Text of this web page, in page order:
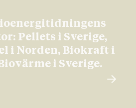
Pellets i Sverige,
i Norden, Biokraft i
i Sverige.